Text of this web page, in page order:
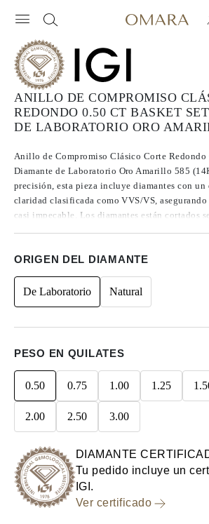
ANILLO DE COMPROMISO
REDONDO 0.50 CT BASKET
DE LABORATORIO ORO
Anillo de Compromiso Clásico Corte Redondo
Diamante de Laboratorio Oro Amarillo 585
precisión, esta pieza incluye diamantes con
claridad clasificada como VVS/VS,
casi impecable. Los diamantes están cortados
excepcional, y no presentan fluorescencia.
ORIGEN DEL DIAMANTE
De Laboratorio Natural
PESO EN QUILATES
0.50 0.75 1.00 1.25
2.00 2.50 3.00
DIAMANTE
Tu pedido incluye un
IGI.
Ver certificado